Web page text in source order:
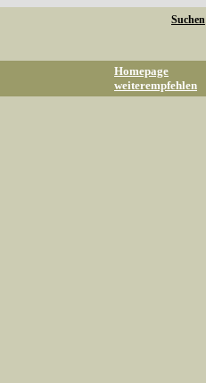
Suchen
Homepage
weiterempfehlen